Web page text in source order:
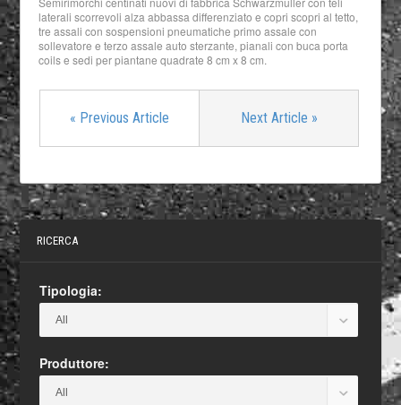
laterali scorrevoli alza abbassa differenziato e copri scopri al tetto,
tre assali con sospensioni pneumatiche primo assale con
sollevatore e terzo assale auto sterzante, pianali con buca porta
coils e sedi per piantane quadrate 8 cm x 8 cm.
« Previous Article Next Article »
RICERCA
Tipologia:
Produttore: